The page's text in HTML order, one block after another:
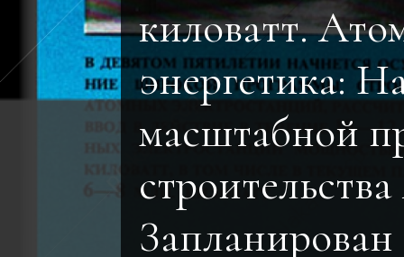
киловатт.
энергетика:
масштабной
Запланирован